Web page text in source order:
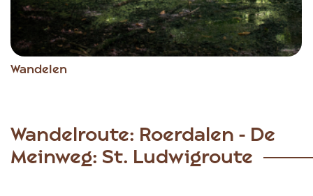
Wandelen
Wandelroute: Roerdalen - De
Meinweg: St. Ludwigroute